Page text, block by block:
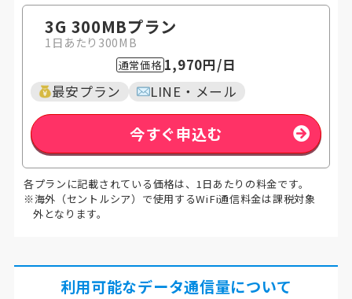
3G 300MBプラン
1日あたり300MB
通常価格1,970円/日
最安プラン
LINE・メール
今すぐ申込む
各プランに記載されている価格は、1日あたりの料金です。
※海外（セントルシア）で使用するWiFi通信料金は課税対象
外となります。
利用可能なデータ通信量について